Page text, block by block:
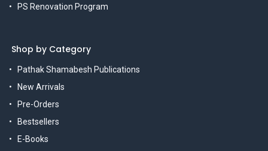
PS Renovation Program
Shop by Category
Pathak Shamabesh Publications
New Arrivals
Pre-Orders
Bestsellers
E-Books